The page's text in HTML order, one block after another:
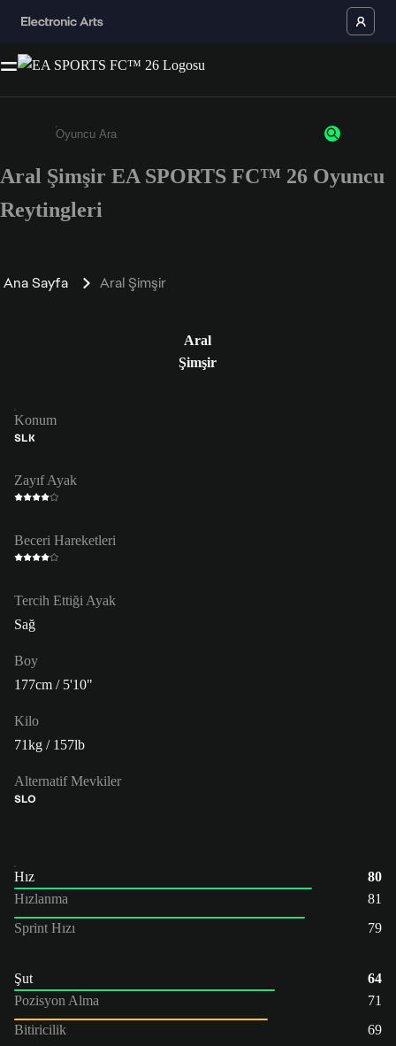
Enter a minimum of 3 characters or numbers
Aral Şimşir EA SPORTS FC™ 26 Oyuncu
Reytingleri
Ana Sayfa Aral Şimşir
Aral
Şimşir
Konum
SLK
Zayıf Ayak
Beceri Hareketleri
Tercih Ettiği Ayak
Sağ
Boy
177cm / 5'10"
Kilo
71kg / 157lb
Alternatif Mevkiler
SLO
Hız
80
Hızlanma
81
Sprint Hızı
79
Şut
64
Pozisyon Alma
71
Bitiricilik
69